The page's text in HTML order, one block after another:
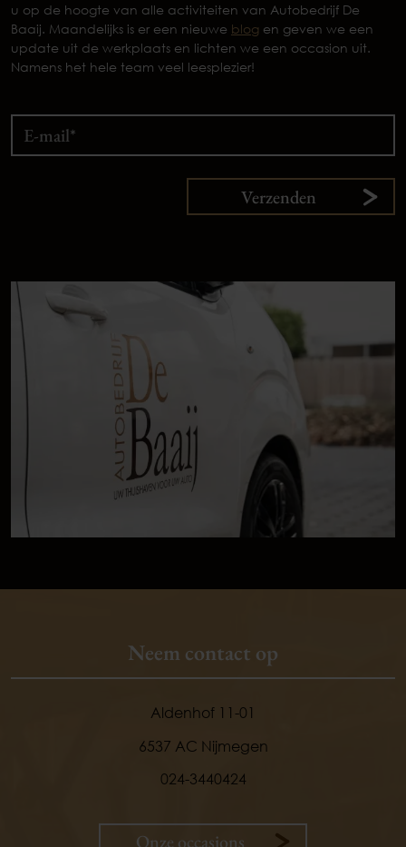
u op de hoogte van alle activiteiten van Autobedrijf De
Baaij. Maandelijks is er een nieuwe blog en geven we een
update uit de werkplaats en lichten we een occasion uit.
Namens het hele team veel leesplezier!
Verzenden
Neem contact op
Aldenhof 11-01
6537 AC Nijmegen
024-3440424
Onze occasions